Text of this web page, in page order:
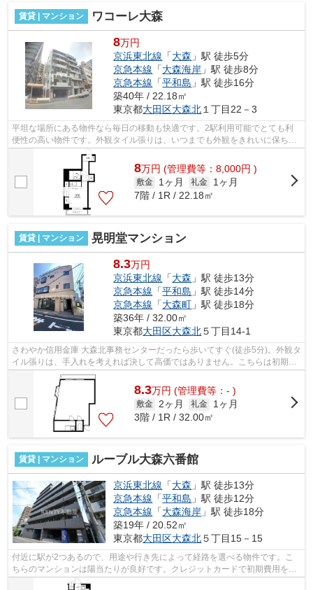
賃貸 | マンション ワコーレ大森
8万円
京浜東北線 「大森 」駅 徒歩5分
京急本線 「大森海岸 」駅 徒歩8分
京急本線 「平和島 」駅 徒歩16分
築40年 / 22.18㎡
東京都大田区大森北 １丁目22－3
平坦な場所にある物件なら毎日の移動も快適です。2駅利用可能でとても利
便性の高い物件です。外観タイル張りは、いつまでも外観をきれいに保ちま
す。初期費用のカード決済ができます。...
8万円 (管理費等：8,000円 )
敷金 1ヶ月 礼金
1ヶ月
7階 / 1R / 22.18㎡
賃貸 | マンション 晃明堂マンション
8.3万円
京浜東北線 「大森 」駅 徒歩13分
京急本線 「平和島 」駅 徒歩14分
京急本線 「大森町 」駅 徒歩18分
築36年 / 32.00㎡
東京都大田区大森北５丁目14-1
さわやか信用金庫 大森北事務センターだったら歩いてすぐ(徒歩5分)。外観タ
イル張りは、手入れを考えれば決して高価ではありません。こちらは初期費
用をカードでお支払いいただける物...
8.3万円 (管理費等：- )
敷金 2ヶ月 礼金
1ヶ月
3階 / 1R / 32.00㎡
賃貸 | マンション ルーブル大森六番館
京浜東北線 「大森 」駅 徒歩13分
京急本線 「平和島 」駅 徒歩12分
京急本線 「大森海岸 」駅 徒歩18分
築19年 / 20.52㎡
東京都大田区大森北５丁目15－15
付近に駅が2つあるので、用途や行き先によって経路を選べる物件です。こ
ちらのマンションは陽当たりが良好です。クレジットカードで初期費用をお
支払いいただける物件です。この物件は...